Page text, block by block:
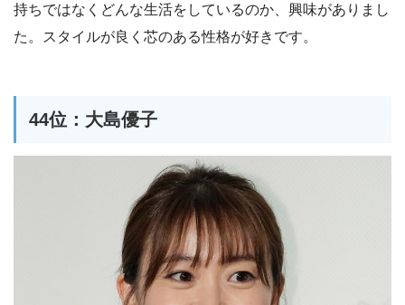
持ちではなくどんな生活をしているのか、興味がありまし
た。スタイルが良く芯のある性格が好きです。
44位：大島優子